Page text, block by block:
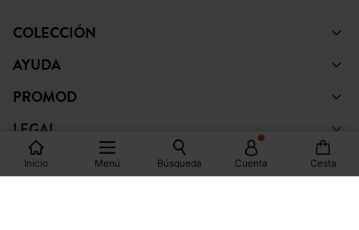
Inicio Menú Búsqueda Cuenta Cesta
COLECCIÓN
AYUDA
PROMOD
LEGAL